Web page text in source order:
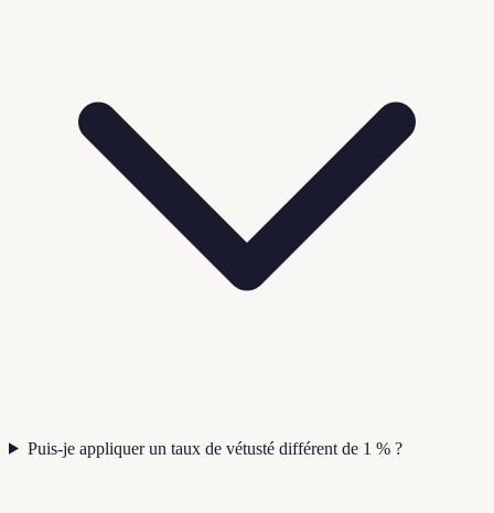
Puis-je appliquer un taux de vétusté différent de 1 % ?